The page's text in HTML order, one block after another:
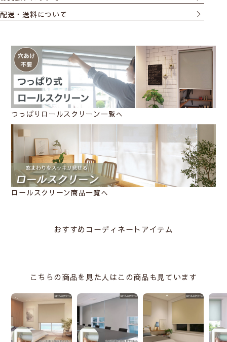
配送・送料について
つっぱりロールスクリーン一覧へ
ロールスクリーン商品一覧へ
おすすめコーディネートアイテム
こちらの商品を見た人はこの商品も見ています